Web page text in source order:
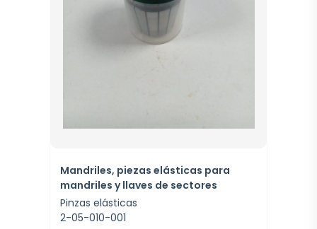
Mandriles, piezas elásticas para
mandriles y llaves de sectores
Pinzas elásticas
2-05-010-001